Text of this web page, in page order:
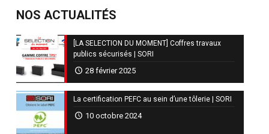
NOS ACTUALITÉS
[LA SELECTION DU MOMENT] Coffres travaux
publics sécurisés | SORI
28 février 2025
La certification PEFC au sein d’une tôlerie | SORI
10 octobre 2024